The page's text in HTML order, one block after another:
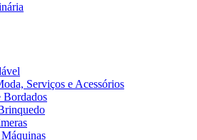
Serviços e Acessórios
Bordados